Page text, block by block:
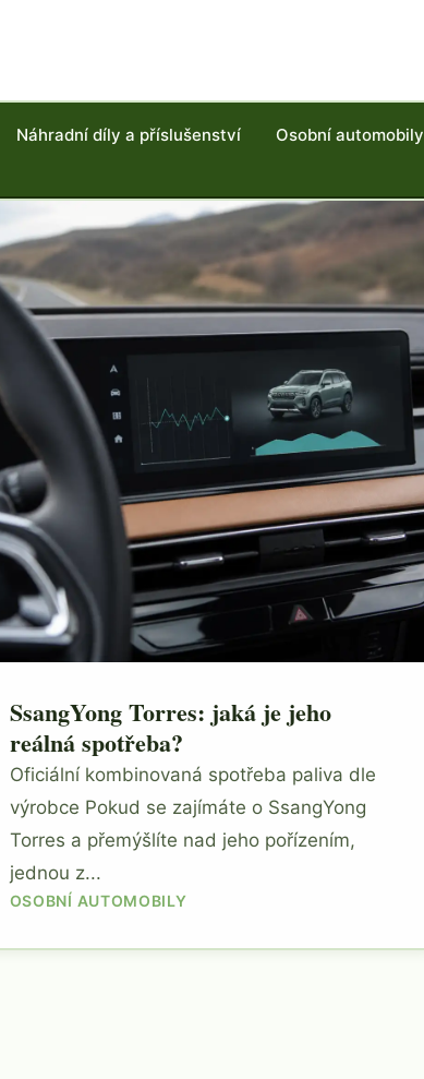
Náhradní díly a příslušenství Osobní automobily
SsangYong Torres: jaká je jeho
reálná spotřeba?
Oficiální kombinovaná spotřeba paliva dle
výrobce Pokud se zajímáte o SsangYong
Torres a přemýšlíte nad jeho pořízením,
jednou z...
OSOBNÍ AUTOMOBILY